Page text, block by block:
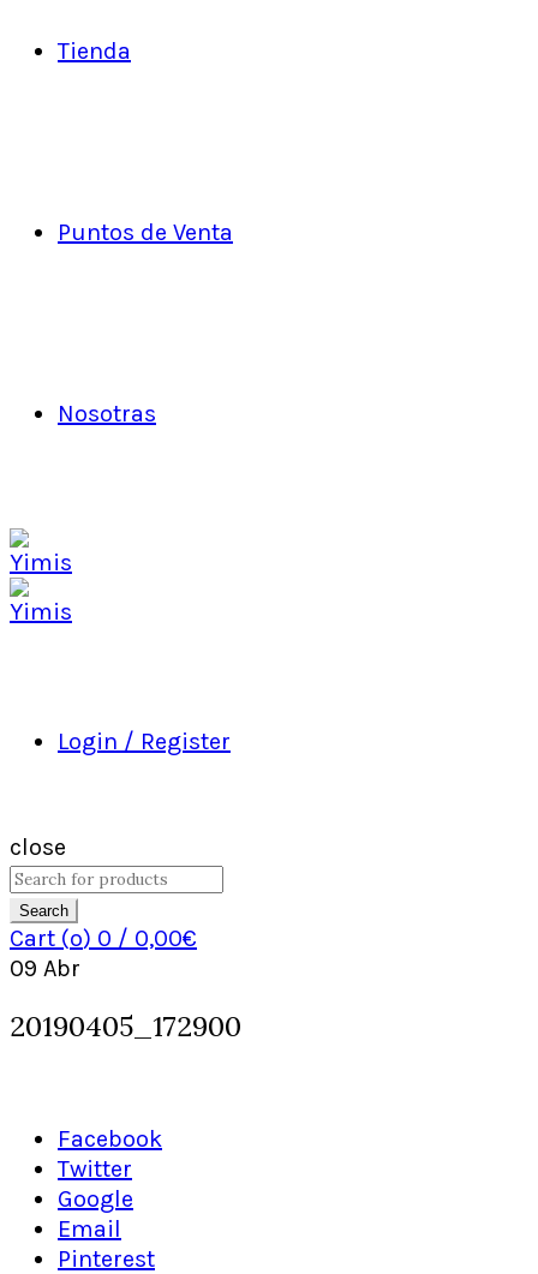
Tienda
Puntos de Venta
Nosotras
Login / Register
close
Search
Cart (o) 0 / 0,00€
09 Abr
20190405_172900
Facebook
Twitter
Google
Email
Pinterest